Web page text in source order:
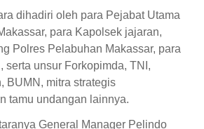
dihadiri oleh para Pejabat Utama
para Kapolsek jajaran,
Polres Pelabuhan Makassar, para
serta unsur Forkopimda, TNI,
BUMN, mitra strategis
tamu undangan lainnya.
General Manager Pelindo